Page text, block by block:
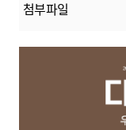
첨부파일